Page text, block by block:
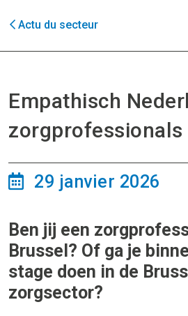
Actu du secteur
Empathisch
zorgprofessionals
29 janvier 2026
Ben jij een
Brussel? Of ga je
stage doen in de
zorgsector?